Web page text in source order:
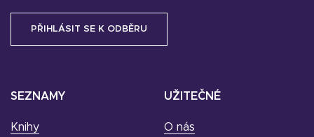
SEZNAMY
Knihy
UŽITEČNÉ
O nás